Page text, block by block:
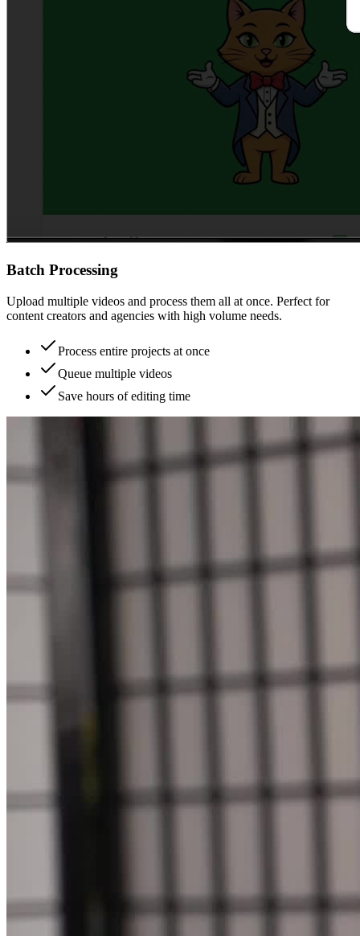
Batch Processing
Upload multiple videos and process them all at once. Perfect for
content creators and agencies with high volume needs.
Process entire projects at once
Queue multiple videos
Save hours of editing time